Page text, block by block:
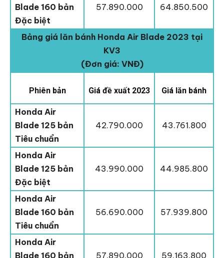
Blade 160 bản
Đặc biệt
57.890.000 64.850.500
Bảng giá lăn bánh Honda Air Blade 2023 tại
KV3
(Đơn giá: VNĐ)
Phiên bản Giá đề xuất 2023 Giá lăn bánh
Honda Air
Blade 125 bản
Tiêu chuẩn
42.790.000 43.761.800
Honda Air
Blade 125 bản
Đặc biệt
43.990.000 44.985.800
Honda Air
Blade 160 bản
Tiêu chuẩn
56.690.000 57.939.800
Honda Air
Blade 160 bản
57.890.000 59.163.800